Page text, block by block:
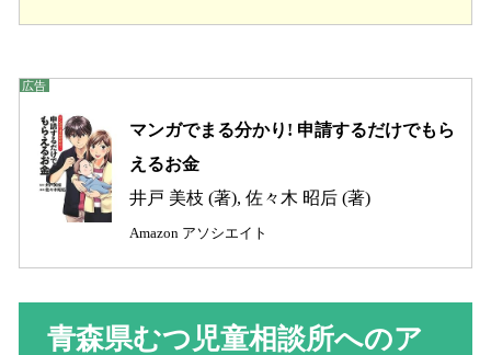
マンガでまる分かり! 申請するだけでもら
えるお金
井戸 美枝 (著), 佐々木 昭后 (著)
Amazon アソシエイト
青森県むつ児童相談所へのア